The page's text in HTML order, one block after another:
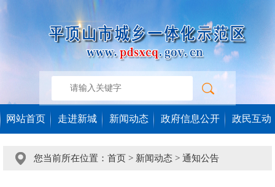
网站首页 走进新城 新闻动态 政府信息公开 政民互动
您当前所在位置： 首页 > 新闻动态 > 通知公告